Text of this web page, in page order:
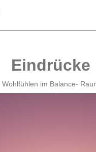
Eindrücke
Wohlfühlen im Balance-